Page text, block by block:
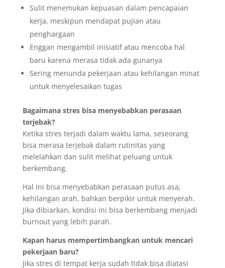
Sulit menemukan kepuasan dalam pencapaian
kerja, meskipun mendapat pujian atau
penghargaan
Enggan mengambil inisiatif atau mencoba hal
baru karena merasa tidak ada gunanya
Sering menunda pekerjaan atau kehilangan minat
untuk menyelesaikan tugas
Bagaimana stres bisa menyebabkan perasaan
terjebak?
Ketika stres terjadi dalam waktu lama, seseorang
bisa merasa terjebak dalam rutinitas yang
melelahkan dan sulit melihat peluang untuk
berkembang.
Hal ini bisa menyebabkan perasaan putus asa,
kehilangan arah, bahkan berpikir untuk menyerah.
Jika dibiarkan, kondisi ini bisa berkembang menjadi
burnout yang lebih parah.
Kapan harus mempertimbangkan untuk mencari
pekerjaan baru?
Jika stres di tempat kerja sudah tidak bisa diatasi